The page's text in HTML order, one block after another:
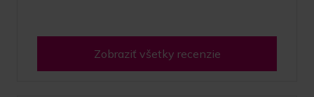
Zobraziť všetky recenzie